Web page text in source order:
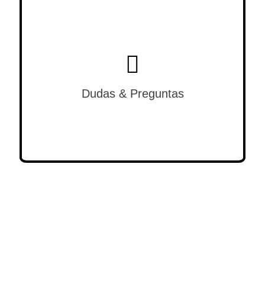
Dudas & Preguntas